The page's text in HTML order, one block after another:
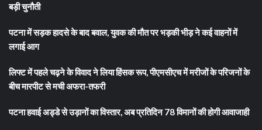
बड़ी चुनौती
पटना में सड़क हादसे के बाद बवाल, युवक की मौत पर भड़की भीड़ ने कई वाहनों में
लगाई आग
लिफ्ट में पहले चढ़ने के विवाद ने लिया हिंसक रूप, पीएमसीएच में मरीजों के परिजनों के
बीच मारपीट से मची अफरा-तफरी
पटना हवाई अड्डे से उड़ानों का विस्तार, अब प्रतिदिन 78 विमानों की होगी आवाजाही